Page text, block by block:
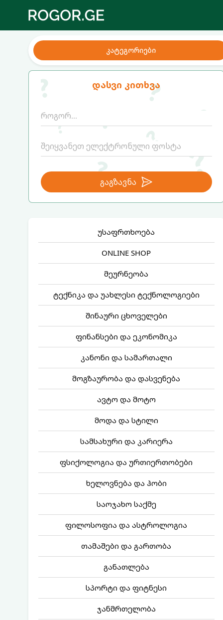
კატეგორიები
დასვი კითხვა
გაგზავნა
უსაფრთხოება
ONLINE SHOP
მეურნეობა
ტექნიკა და უახლესი ტექნოლოგიები
შინაური ცხოველები
ფინანსები და ეკონომიკა
კანონი და სამართალი
მოგზაურობა და დასვენება
ავტო და მოტო
მოდა და სტილი
სამსახური და კარიერა
ფსიქოლოგია და ურთიერთობები
ხელოვნება და ჰობი
საოჯახო საქმე
ფილოსოფია და ასტროლოგია
თამაშები და გართობა
განათლება
სპორტი და ფიტნესი
ჯანმრთელობა